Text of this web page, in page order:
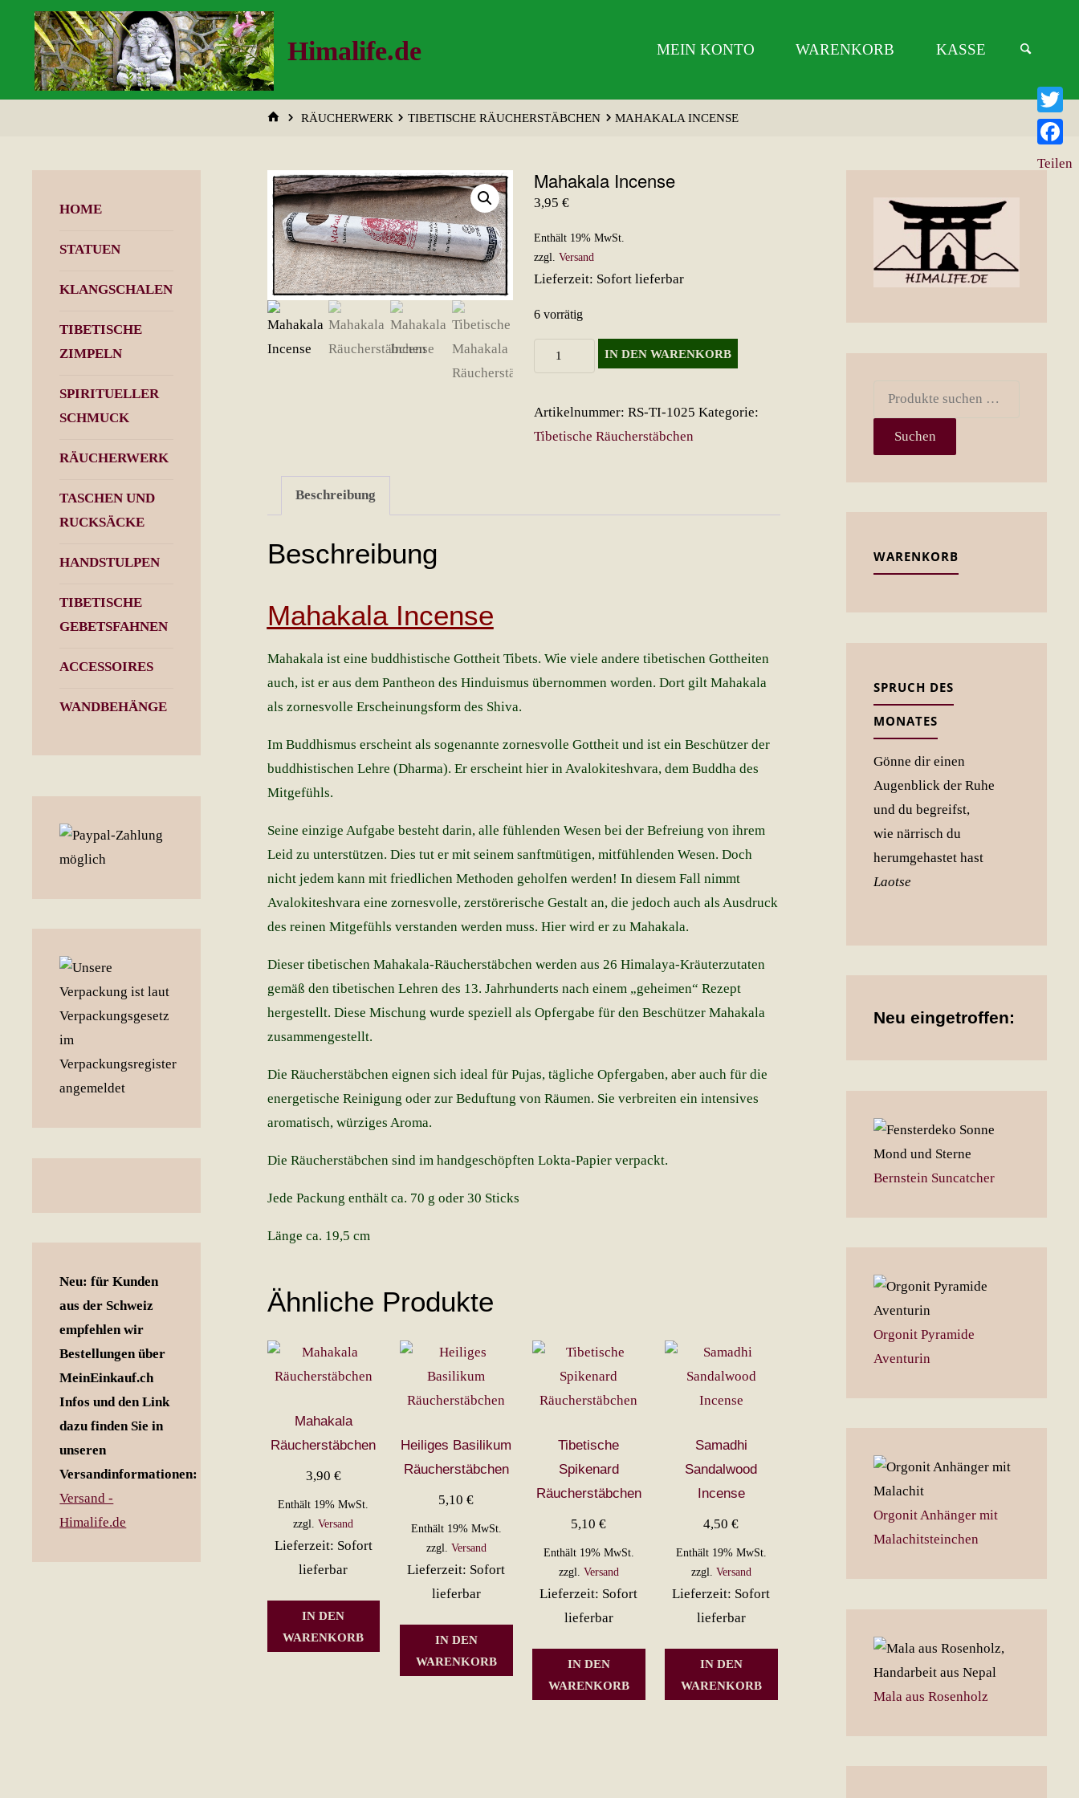
springen
Himalife.de MEIN KONTO WARENKORB KASSE
START
RÄUCHERWERK TIBETISCHE RÄUCHERSTÄBCHEN MAHAKALA INCENSE
Mahakala Incense
3,95 €
Enthält 19% MwSt.
zzgl. Versand
Lieferzeit: Sofort lieferbar
6 vorrätig
Mahakala
IN DEN WARENKORB
Artikelnummer: RS-TI-1025 Kategorie:
Tibetische Räucherstäbchen
Beschreibung
Beschreibung
Mahakala Incense
Mahakala ist eine buddhistische Gottheit Tibets. Wie viele andere tibetischen Gottheiten
auch, ist er aus dem Pantheon des Hinduismus übernommen worden. Dort gilt Mahakala
als zornesvolle Erscheinungsform des Shiva.
Im Buddhismus erscheint als sogenannte zornesvolle Gottheit und ist ein Beschützer der
buddhistischen Lehre (Dharma). Er erscheint hier in Avalokiteshvara, dem Buddha des
Mitgefühls.
Seine einzige Aufgabe besteht darin, alle fühlenden Wesen bei der Befreiung von ihrem
Leid zu unterstützen. Dies tut er mit seinem sanftmütigen, mitfühlenden Wesen. Doch
nicht jedem kann mit friedlichen Methoden geholfen werden! In diesem Fall nimmt
Avalokiteshvara eine zornesvolle, zerstörerische Gestalt an, die jedoch auch als Ausdruck
des reinen Mitgefühls verstanden werden muss. Hier wird er zu Mahakala.
Dieser tibetischen Mahakala-Räucherstäbchen werden aus 26 Himalaya-Kräuterzutaten
gemäß den tibetischen Lehren des 13. Jahrhunderts nach einem „geheimen“ Rezept
hergestellt. Diese Mischung wurde speziell als Opfergabe für den Beschützer Mahakala
zusammengestellt.
Die Räucherstäbchen eignen sich ideal für Pujas, tägliche Opfergaben, aber auch für die
energetische Reinigung oder zur Beduftung von Räumen. Sie verbreiten ein intensives
aromatisch, würziges Aroma.
Die Räucherstäbchen sind im handgeschöpften Lokta-Papier verpackt.
Jede Packung enthält ca. 70 g oder 30 Sticks
Länge ca. 19,5 cm
Ähnliche Produkte
Mahakala
Räucherstäbchen
3,90 €
Enthält 19% MwSt.
zzgl.Versand
Lieferzeit: Sofort
lieferbar
IN DEN
WARENKORB
Heiliges Basilikum
Räucherstäbchen
5,10€
Enthält 19% MwSt.
zzgl. Versand
Lieferzeit: Sofort
lieferbar
IN DEN
WARENKORB
Tibetische
Spikenard
Räucherstäbchen
5,10€
Enthält 19% MwSt.
zzgl. Versand
Lieferzeit: Sofort
lieferbar
IN DEN
WARENKORB
Samadhi
Sandalwood
Incense
4,50€
Enthält 19% MwSt.
zzgl. Versand
Lieferzeit: Sofort
lieferbar
IN DEN
WARENKORB
HOME
STATUEN
KLANGSCHALEN
TIBETISCHE
ZIMPELN
SPIRITUELLER
SCHMUCK
RÄUCHERWERK
TASCHEN UND
RUCKSÄCKE
HANDSTULPEN
TIBETISCHE
GEBETSFAHNEN
ACCESSOIRES
WANDBEHÄNGE
Neu: für Kunden
aus der Schweiz
empfehlen wir
Bestellungen über
MeinEinkauf.ch
Infos und den Link
dazu finden Sie in
unseren
Versandinformationen:
Versand -
Himalife.de
Suchen
nach:
Suchen
WARENKORB
SPRUCH DES
MONATES
Gönne dir einen
Augenblick der Ruhe
und du begreifst,
wie närrisch du
herumgehastet hast
Laotse
Neu eingetroffen:
Bernstein Suncatcher
Orgonit Pyramide
Aventurin
Orgonit Anhänger mit
Malachitsteinchen
Mala aus Rosenholz
Twitter
Teilen